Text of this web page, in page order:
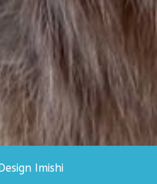
Imishi